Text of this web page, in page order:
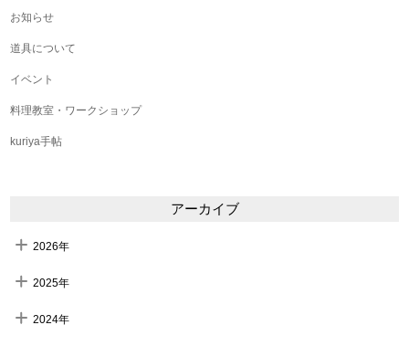
お知らせ
道具について
イベント
料理教室・ワークショップ
kuriya手帖
アーカイブ
2026年
2025年
2024年